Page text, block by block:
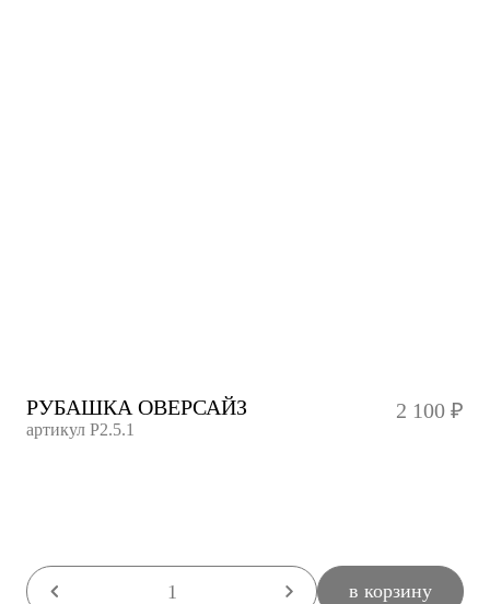
2 100 ₽
РУБАШКА ОВЕРСАЙЗ
артикул Р2.5.1
в корзину